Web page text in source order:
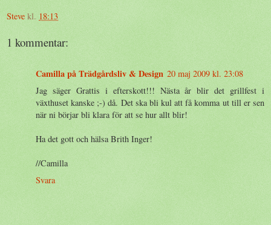
Steve kl. 18:13
1 kommentar:
Camilla på Trädgårdsliv & Design 20 maj 2009 kl. 23:08
Jag säger Grattis i efterskott!!! Nästa år blir det grillfest i
växthuset kanske ;-) då. Det ska bli kul att få komma ut till er sen
när ni börjar bli klara för att se hur allt blir!
Ha det gott och hälsa Brith Inger!
//Camilla
Svara